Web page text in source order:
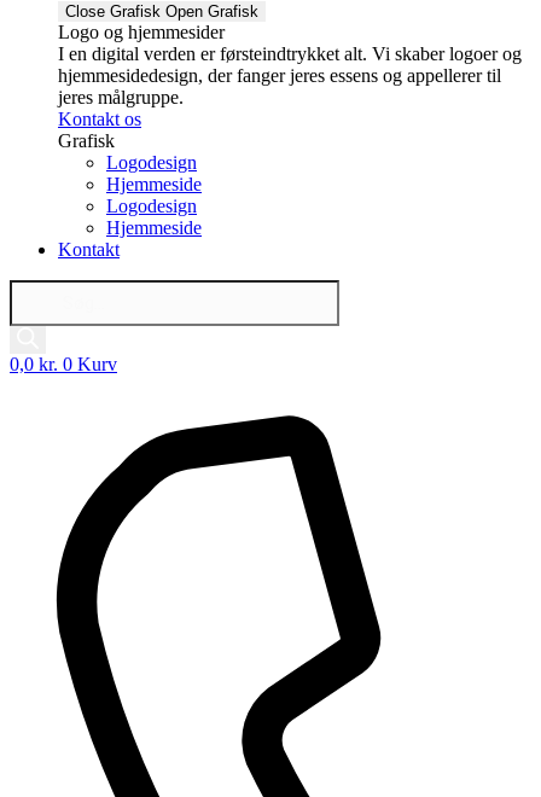
Close Grafisk Open Grafisk
Logo og hjemmesider
I en digital verden er førsteindtrykket alt. Vi skaber logoer og
hjemmesidedesign, der fanger jeres essens og appellerer til
jeres målgruppe.
Kontakt os
Grafisk
Logodesign
Hjemmeside
Logodesign
Hjemmeside
Kontakt
Products
0,0 kr. 0 Kurv